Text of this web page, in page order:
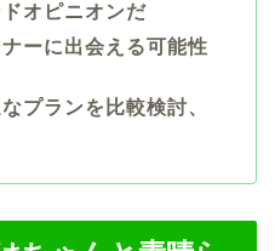
オピニオンだ
ーに出会える可能性
プランを比較検討、